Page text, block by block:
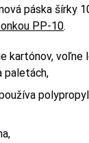
páska šírky
PP-10.
kartónov, voľne
paletách,